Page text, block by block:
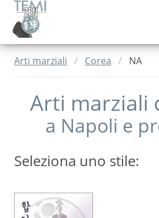
Arti marziali Corea NA
Arti marziali
a Napoli e
Seleziona uno stile: